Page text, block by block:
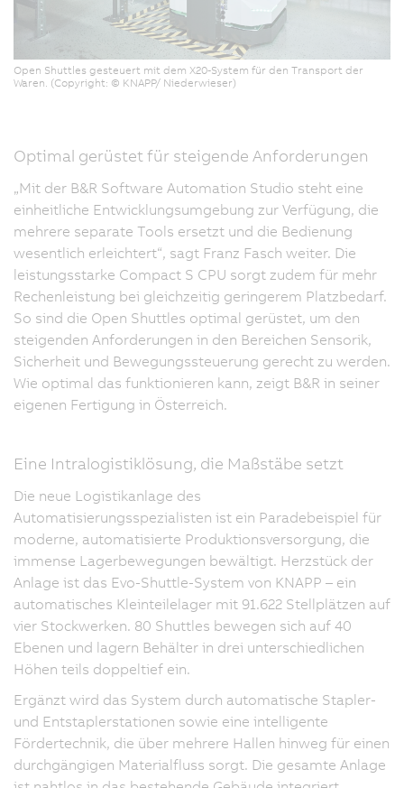
Open Shuttles gesteuert mit dem X20-System für den Transport der
Waren. (Copyright: © KNAPP/ Niederwieser)
Optimal gerüstet für steigende Anforderungen
„Mit der B&R Software Automation Studio steht eine
einheitliche Entwicklungsumgebung zur Verfügung, die
mehrere separate Tools ersetzt und die Bedienung
wesentlich erleichtert“, sagt Franz Fasch weiter. Die
leistungsstarke Compact S CPU sorgt zudem für mehr
Rechenleistung bei gleichzeitig geringerem Platzbedarf.
So sind die Open Shuttles optimal gerüstet, um den
steigenden Anforderungen in den Bereichen Sensorik,
Sicherheit und Bewegungssteuerung gerecht zu werden.
Wie optimal das funktionieren kann, zeigt B&R in seiner
eigenen Fertigung in Österreich.
Eine Intralogistiklösung, die Maßstäbe setzt
Die neue Logistikanlage des
Automatisierungsspezialisten ist ein Paradebeispiel für
moderne, automatisierte Produktionsversorgung, die
immense Lagerbewegungen bewältigt. Herzstück der
Anlage ist das Evo-Shuttle-System von KNAPP – ein
automatisches Kleinteilelager mit 91.622 Stellplätzen auf
vier Stockwerken. 80 Shuttles bewegen sich auf 40
Ebenen und lagern Behälter in drei unterschiedlichen
Höhen teils doppeltief ein.
Ergänzt wird das System durch automatische Stapler-
und Entstaplerstationen sowie eine intelligente
Fördertechnik, die über mehrere Hallen hinweg für einen
durchgängigen Materialfluss sorgt. Die gesamte Anlage